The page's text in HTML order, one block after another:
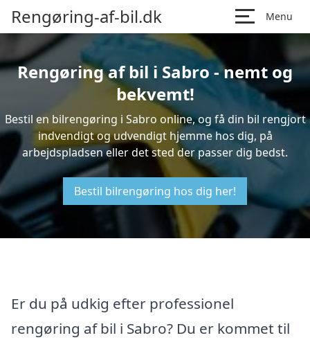
Rengøring-af-bil.dk Menu
Rengøring af bil i Sabro - nemt og
bekvemt!
Bestil en bilrengøring i Sabro online, og få din bil rengjort
indvendigt og udvendigt hjemme hos dig, på
arbejdspladsen eller det sted der passer dig bedst.
Bestil bilrengøring hos dig her!
Er du på udkig efter professionel
rengøring af bil i Sabro? Du er kommet til